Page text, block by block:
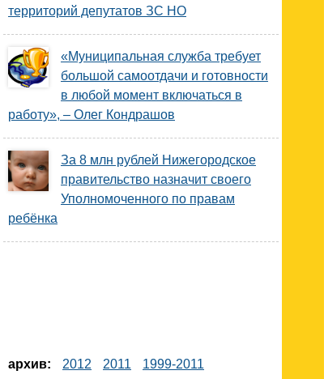
территорий депутатов ЗС НО
«Муниципальная служба требует
большой самоотдачи и готовности
в любой момент включаться в
работу», – Олег Кондрашов
За 8 млн рублей Нижегородское
правительство назначит своего
Уполномоченного по правам
ребёнка
архив: 2012 2011 1999-2011